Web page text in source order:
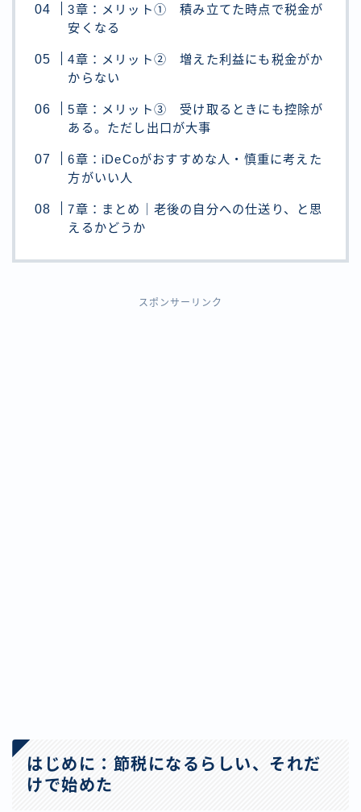
3章：メリット① 積み立てた時点で税金が
安くなる
4章：メリット② 増えた利益にも税金がか
からない
5章：メリット③ 受け取るときにも控除が
ある。ただし出口が大事
6章：iDeCoがおすすめな人・慎重に考えた
方がいい人
7章：まとめ｜老後の自分への仕送り、と思
えるかどうか
スポンサーリンク
はじめに：節税になるらしい、それだ
けで始めた